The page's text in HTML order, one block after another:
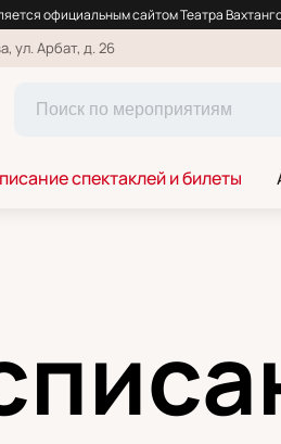
официальным сайтом Театра
ул. Арбат, д. 26
спектаклей и билеты